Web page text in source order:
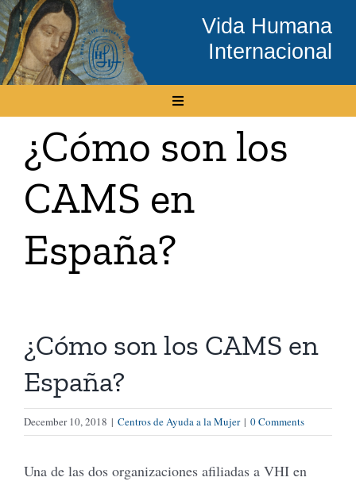
Skip
to
content
Vida Humana
Internacional
Toggle
Inicio
Conócenos
Temas
Media
¿Cómo son los
CAMS en
España?
¿Cómo son los CAMS en
España?
December 10, 2018 | Centros de Ayuda a la Mujer | 0 Comments
Una de las dos organizaciones afiliadas a VHI en